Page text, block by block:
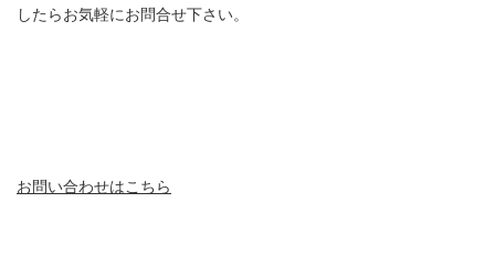
したらお気軽にお問合せ下さい。
お問い合わせはこちら